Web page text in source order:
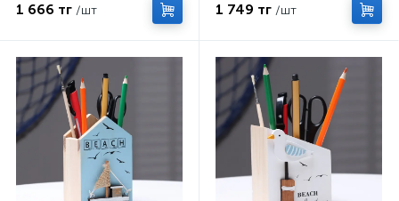
1 666 тг /шт 1 749 тг /шт